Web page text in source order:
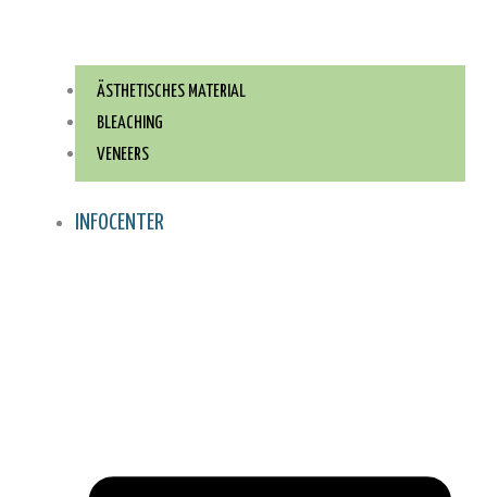
ÄSTHETISCHES MATERIAL
BLEACHING
VENEERS
INFOCENTER